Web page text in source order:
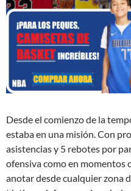
Desde el comienzo de la
estaba en una misión. Con
asistencias y 5 rebotes por
ofensiva como en momentos
anotar desde cualquier zona